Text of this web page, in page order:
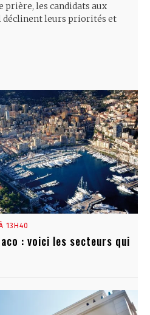
prière, les candidats aux
déclinent leurs priorités et
13H40
: voici les secteurs qui